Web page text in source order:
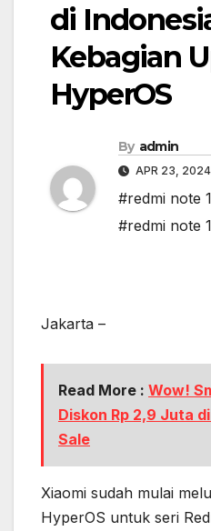
di
Kebagian
HyperOS
By admin
APR 23, 2024
#redmi note
#redmi note
Jakarta –
Read More : Wow!
Diskon Rp 2,9 Juta
Sale
Xiaomi sudah mulai
HyperOS untuk seri